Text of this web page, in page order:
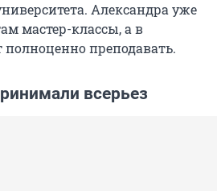
Александра уже
мастер-классы, а в
преподавать.
всерьез